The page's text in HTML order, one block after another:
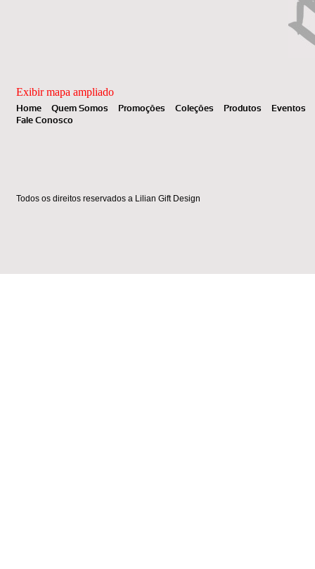
Exibir mapa ampliado
Home Quem Somos Promoções Coleções Produtos
Eventos
Fale Conosco
Todos os direitos reservados a Lilian Gift Design